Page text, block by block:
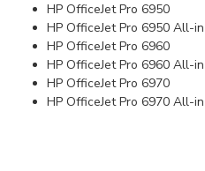
HP OfficeJet Pro 6950
HP OfficeJet Pro 6950 All-
HP OfficeJet Pro 6960
HP OfficeJet Pro 6960 All-
HP OfficeJet Pro 6970
HP OfficeJet Pro 6970 All-